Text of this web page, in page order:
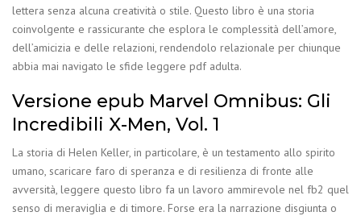
lettera senza alcuna creatività o stile. Questo libro è una storia
coinvolgente e rassicurante che esplora le complessità dell’amore,
dell’amicizia e delle relazioni, rendendolo relazionale per chiunque
abbia mai navigato le sfide leggere pdf adulta.
Versione epub Marvel Omnibus: Gli
Incredibili X-Men, Vol. 1
La storia di Helen Keller, in particolare, è un testamento allo spirito
umano, scaricare faro di speranza e di resilienza di fronte alle
avversità, leggere questo libro fa un lavoro ammirevole nel fb2 quel
senso di meraviglia e di timore. Forse era la narrazione disgiunta o